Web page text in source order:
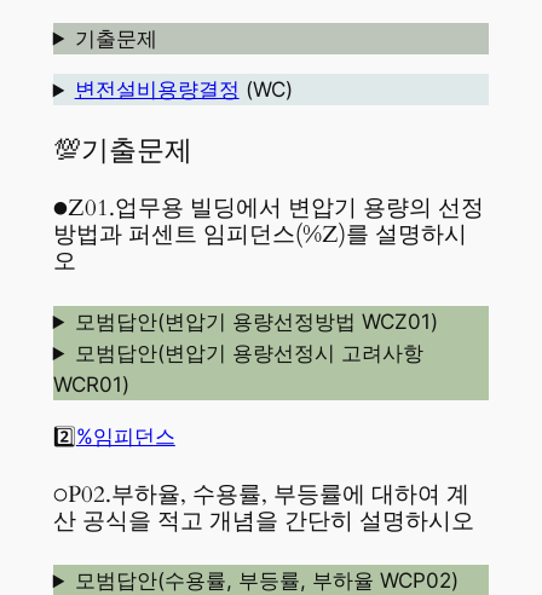
기출문제
변전설비용량결정 (WC)
💯기출문제
●Z01.업무용 빌딩에서 변압기 용량의 선정
방법과 퍼센트 임피던스(%Z)를 설명하시
오
모범답안(변압기 용량선정방법 WCZ01)
모범답안(변압기 용량선정시 고려사항
WCR01)
2️⃣%임피던스
○P02.부하율, 수용률, 부등률에 대하여 계
산 공식을 적고 개념을 간단히 설명하시오
모범답안(수용률, 부등률, 부하율 WCP02)